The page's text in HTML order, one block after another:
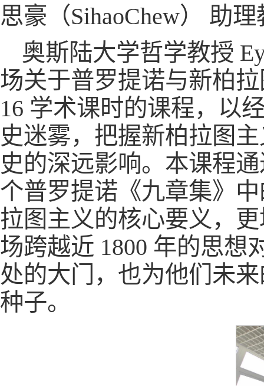
思豪（SihaoChew） 助
奥斯陆大学哲学教授
场关于普罗提诺与新柏
16 学术课时的课程，以
史迷雾，把握新柏拉图
史的深远影响。本课程
个普罗提诺《九章集》
拉图主义的核心要义，
场跨越近 1800 年的思想
处的大门，也为他们未
种子。